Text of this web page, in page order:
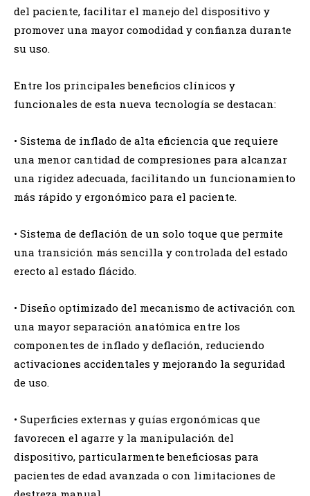
del paciente, facilitar el manejo del dispositivo y
promover una mayor comodidad y confianza durante
su uso.
Entre los principales beneficios clínicos y
funcionales de esta nueva tecnología se destacan:
• Sistema de inflado de alta eficiencia que requiere
una menor cantidad de compresiones para alcanzar
una rigidez adecuada, facilitando un funcionamiento
más rápido y ergonómico para el paciente.
• Sistema de deflación de un solo toque que permite
una transición más sencilla y controlada del estado
erecto al estado flácido.
• Diseño optimizado del mecanismo de activación con
una mayor separación anatómica entre los
componentes de inflado y deflación, reduciendo
activaciones accidentales y mejorando la seguridad
de uso.
• Superficies externas y guías ergonómicas que
favorecen el agarre y la manipulación del
dispositivo, particularmente beneficiosas para
pacientes de edad avanzada o con limitaciones de